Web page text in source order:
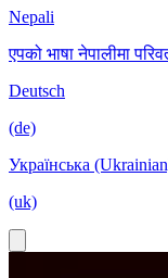
Nepali
एपको भाषा नेपालीमा
Deutsch
(de)
Українська
(uk)